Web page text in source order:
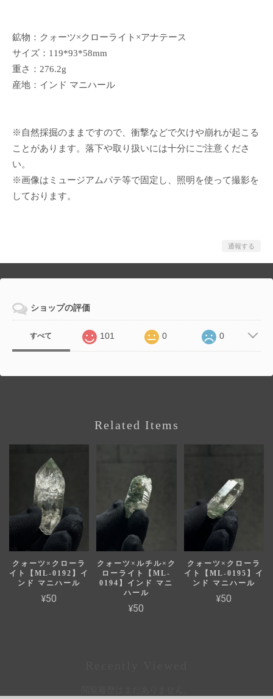
鉱物：クォーツ×クローライト×アナテース
サイズ：119*93*58mm
重さ：276.2g
産地：インド マニハール
※自然採掘のままですので、衝撃などで欠けや崩れが起こる
ことがあります。落下や取り扱いには十分にご注意くださ
い。
※画像はミュージアムパテ等で固定し、照明を使って撮影を
しております。
通報する
ショップの評価
すべて 101 0 0
Related Items
クォーツ×クローラ
イト【ML-0192】イ
ンド マニハール
¥50
クォーツ×ルチル×ク
ローライト【ML-
0194】インド マニ
ハール
¥50
クォーツ×クローラ
イト【ML-0195】イ
ンド マニハール
¥50